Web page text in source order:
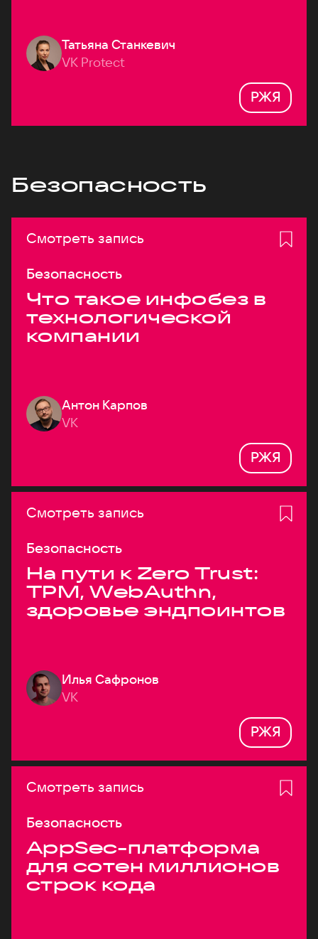
Татьяна Станкевич
VK Protect
РЖЯ
Безопасность
Смотреть запись
Безопасность
Что такое инфобез в
технологической
компании
Антон Карпов
VK
РЖЯ
Смотреть запись
Безопасность
На пути к Zero Trust:
TPM, WebAuthn,
здоровье эндпоинтов
Илья Сафронов
VK
РЖЯ
Смотреть запись
Безопасность
AppSec-платформа
для сотен миллионов
строк кода